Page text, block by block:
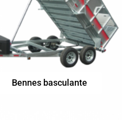
Bennes basculante